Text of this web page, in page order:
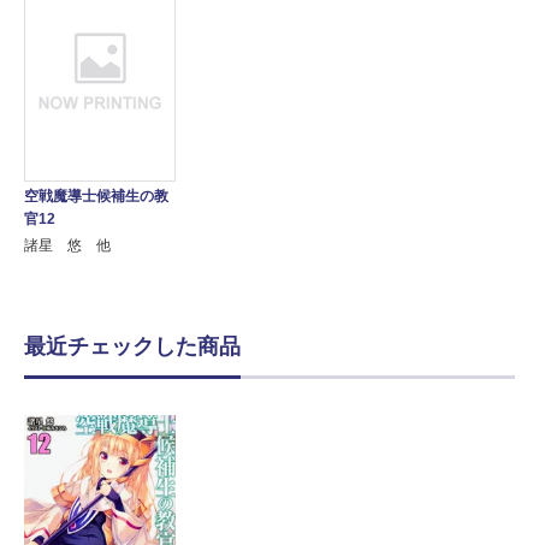
空戦魔導士候補生の教
官12
諸星 悠 他
最近チェックした商品